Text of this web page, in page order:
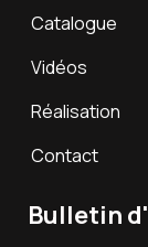
Catalogue
Vidéos
Réalisation
Contact
Bulletin